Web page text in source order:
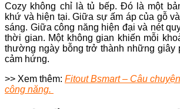
Cozy không chỉ là tủ bếp. Đó là một
khứ và hiện tại. Giữa sự ấm áp của gỗ
sáng. Giữa công năng hiện đại và nét
thời gian. Một không gian khiến mỗi
thường ngày bỗng trở thành những giây
cảm hứng.
>> Xem thêm: Fitout Bsmart – Câu
công năng.